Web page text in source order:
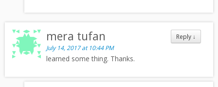
Reply ↓
mera tufan
July 14, 2017 at 10:44 PM
learned some thing. Thanks.